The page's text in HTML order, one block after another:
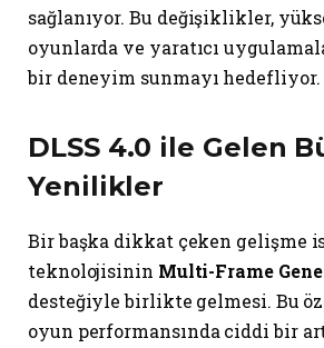
sağlanıyor. Bu değişiklikler,
oyunlarda ve yaratıcı
bir deneyim sunmayı hedefliyor.
DLSS 4.0 ile Gelen
Yenilikler
Bir başka dikkat çeken gelişme
teknolojisinin Multi-Frame
desteğiyle birlikte gelmesi. Bu
oyun performansında ciddi bir